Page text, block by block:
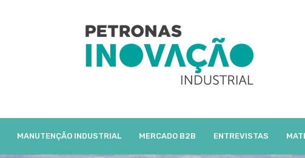
MANUTENÇÃO INDUSTRIAL MERCADO B2B ENTREVISTAS